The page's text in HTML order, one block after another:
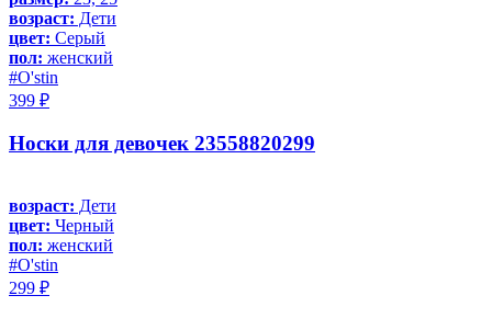
возраст: Дети
цвет: Серый
пол: женский
#O'stin
399 ₽
Носки для девочек 23558820299
возраст: Дети
цвет: Черный
пол: женский
#O'stin
299 ₽